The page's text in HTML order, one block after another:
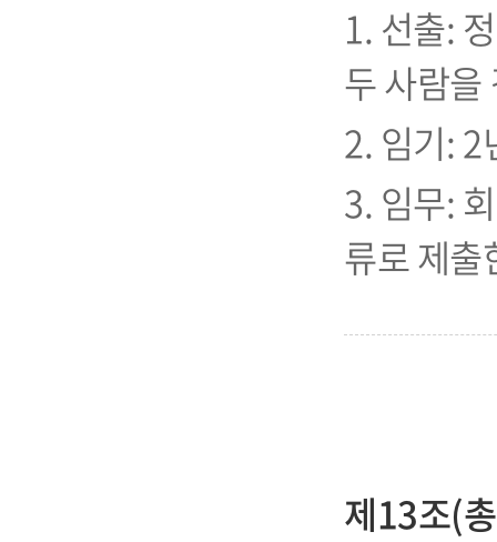
1. 선출:
두 사람을
2. 임기: 2
3. 임무:
류로 제출
제13조(